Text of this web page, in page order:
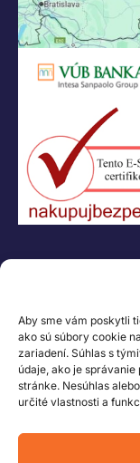
Aby sme vám poskytli
ako sú súbory cookie
zariadení. Súhlas s
údaje, ako je
stránke. Nesúhlas
určité vlastnosti a
+421 907 919 608
legacik@legacik.sk
Legáčik s.r.o
Hrnčiarska 2/A
04001 Košice